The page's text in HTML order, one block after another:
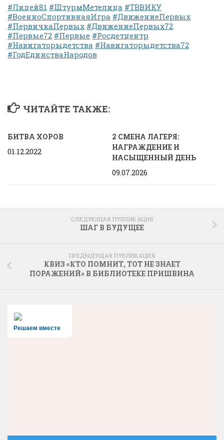
#Лицей81 #ШтурмМетелица #ТВВИКУ
#ВоенноСпортивнаяИгра #ДвижениеПервых
#ПервичкаПервых #ДвижениеПервых72
#Первые72 #Первые #Росдетцентр
#Навигаторыдетства #Навигаторыдетства72
#ГодЕдинстваНародов
ЧИТАЙТЕ ТАКЖЕ:
БИТВА ХОРОВ
01.12.2022
2 СМЕНА ЛАГЕРЯ:
НАГРАЖДЕНИЕ И
НАСЫЩЕННЫЙ ДЕНЬ
09.07.2026
СЛЕДУЮЩАЯ ПУБЛИКАЦИЯ
ШАГ В БУДУЩЕЕ
ПРЕДЫДУЩАЯ ПУБЛИКАЦИЯ
КВИЗ «КТО ПОМНИТ, ТОТ НЕ ЗНАЕТ
ПОРАЖЕНИЙ» В БИБЛИОТЕКЕ ПРИШВИНА
Решаем вместе